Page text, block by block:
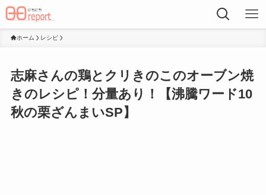
ホーム レシピ
志麻さんの鶏とクリきのこのオーブン焼
きのレシピ！分量あり！【沸騰ワード10
秋の栗ざんまいSP】